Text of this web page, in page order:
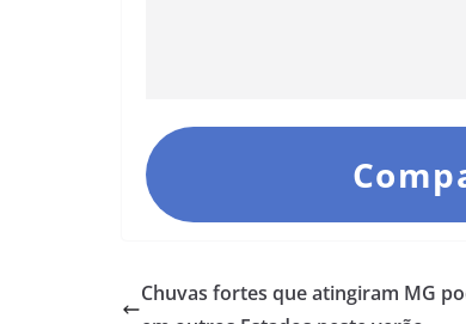
Chuvas fortes que atingiram MG